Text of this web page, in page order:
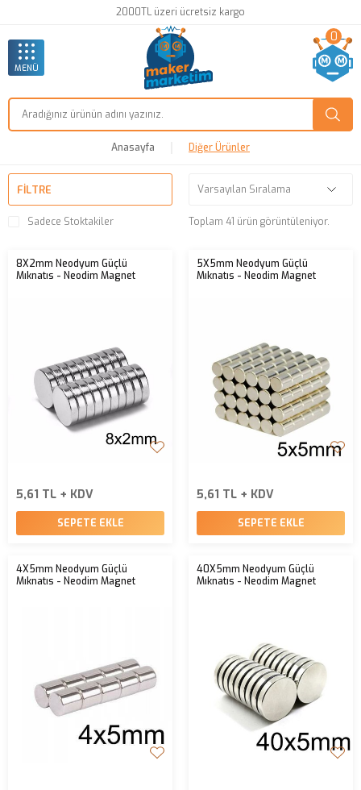
2000TL üzeri ücretsiz kargo
MENÜ
0
Anasayfa Diğer Ürünler
FILTRE
Sadece Stoktakiler Toplam 41 ürün görüntüleniyor.
8X2mm Neodyum Güçlü
Mıknatıs - Neodim Magnet
5,61 TL + KDV
SEPETE EKLE
5X5mm Neodyum Güçlü
Mıknatıs - Neodim Magnet
5,61 TL + KDV
SEPETE EKLE
4X5mm Neodyum Güçlü
Mıknatıs - Neodim Magnet
40X5mm Neodyum Güçlü
Mıknatıs - Neodim Magnet